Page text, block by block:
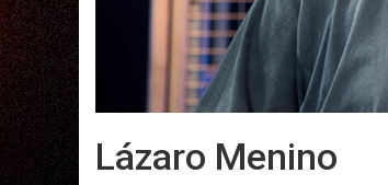
Lázaro Menino